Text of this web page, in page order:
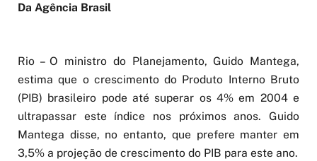
Da Agência Brasil
Rio – O ministro do Planejamento, Guido Mantega,
estima que o crescimento do Produto Interno Bruto
(PIB) brasileiro pode até superar os 4% em 2004 e
ultrapassar este índice nos próximos anos. Guido
Mantega disse, no entanto, que prefere manter em
3,5% a projeção de crescimento do PIB para este ano.